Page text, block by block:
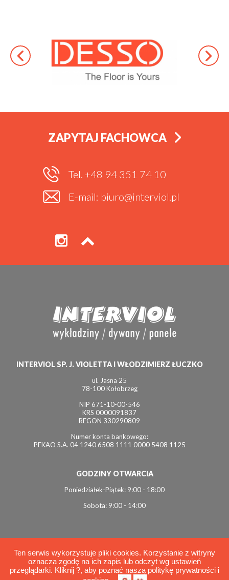
ZAPYTAJ FACHOWCA
Tel. +48 94 351 74 10
E-mail: biuro@interviol.pl
INTERVIOL SP. J. VIOLETTA I WŁODZIMIERZ ŁUCZKO
ul. Jasna 25
78-100 Kołobrzeg
NIP 671-10-00-546
KRS 0000091837
REGON 330290809
Numer konta bankowego:
PEKAO S.A. 04 1240 6508 1111 0000 5408 1125
GODZINY OTWARCIA
Poniedziałek-Piątek: 9:00 - 18:00
Sobota: 9:00 - 14:00
© 2026 Interviol
Ten serwis wykorzystuje pliki cookies. Korzystanie z witryny
oznacza zgodę na ich zapis lub odczyt wg ustawień
przeglądarki. Kliknij ?, aby poznać naszą politykę prywatności i